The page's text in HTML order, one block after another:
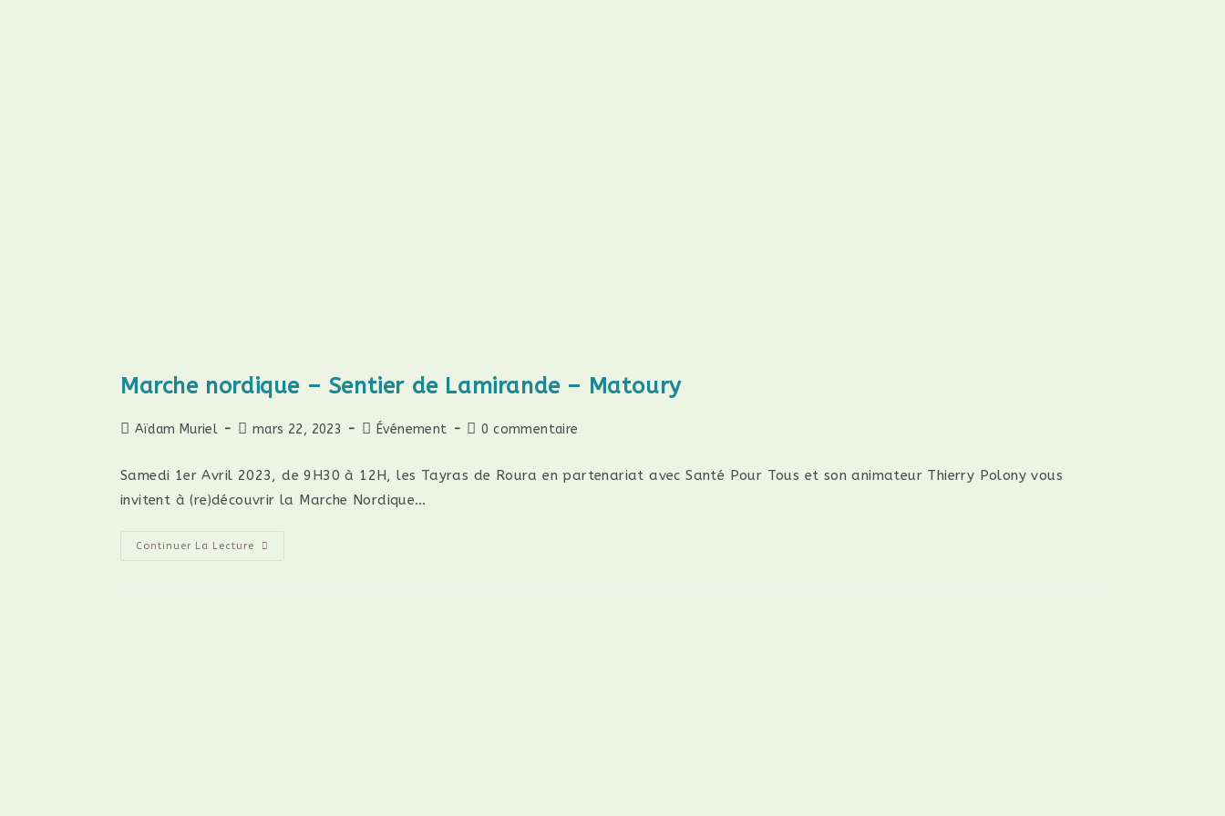
Marche nordique – Sentier de Lamirande – Matoury
Aïdam Muriel mars 22, 2023 Événement 0 commentaire
Samedi 1er Avril 2023, de 9H30 à 12H, les Tayras de Roura en partenariat avec Santé Pour Tous et son animateur Thierry Polony vous
invitent à (re)découvrir la Marche Nordique…
Continuer La Lecture